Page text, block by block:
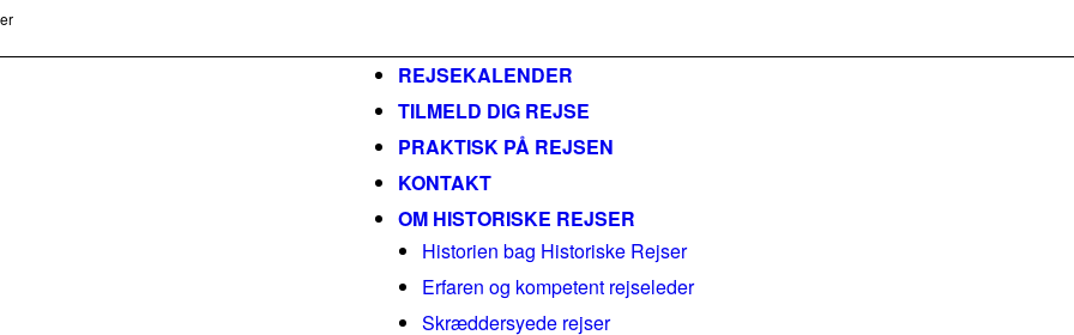
REJSEKALENDER
TILMELD DIG REJSE
PRAKTISK PÅ REJSEN
KONTAKT
OM HISTORISKE REJSER
Historien bag Historiske Rejser
Erfaren og kompetent rejseleder
Skræddersyede rejser